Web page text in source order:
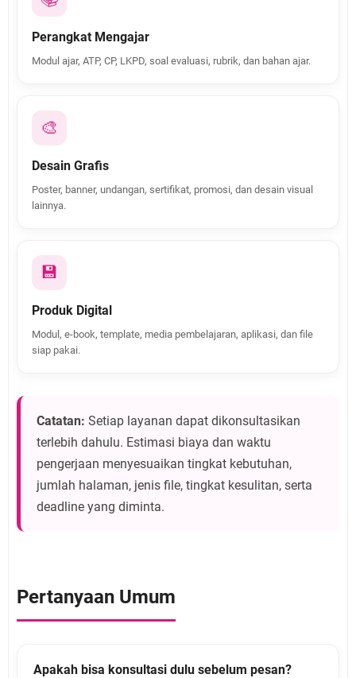
Perangkat Mengajar
Modul ajar, ATP, CP, LKPD, soal evaluasi, rubrik, dan bahan ajar.
🎨
Desain Grafis
Poster, banner, undangan, sertifikat, promosi, dan desain visual
lainnya.
💾
Produk Digital
Modul, e-book, template, media pembelajaran, aplikasi, dan file
siap pakai.
Catatan: Setiap layanan dapat dikonsultasikan
terlebih dahulu. Estimasi biaya dan waktu
pengerjaan menyesuaikan tingkat kebutuhan,
jumlah halaman, jenis file, tingkat kesulitan, serta
deadline yang diminta.
Pertanyaan Umum
Apakah bisa konsultasi dulu sebelum pesan?